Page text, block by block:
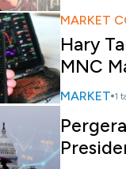
MARKET
Hary
MNC
MARKET 1